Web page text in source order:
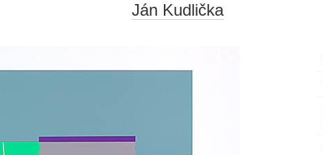
Ján Kudlička